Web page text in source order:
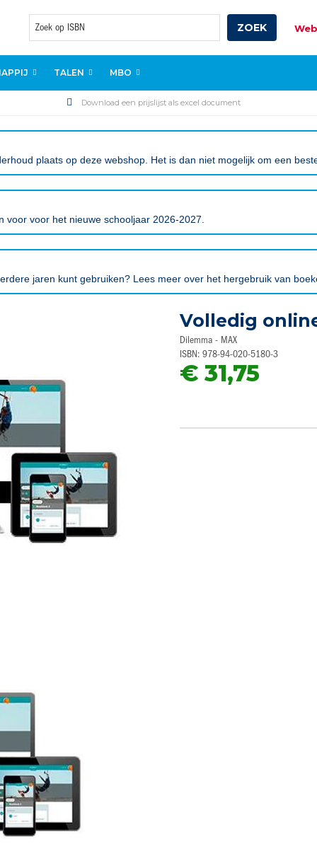
Zoek
ZOEK
TALEN MBO
Download een prijslijst als excel document
plaats op deze webshop. Het is dan niet mogelijk om een
voor voor het nieuwe schooljaar 2026-2027.
jaren kunt gebruiken? Lees meer over het hergebruik van
Volledig
Dilemma - MAX
ISBN: 978-94-020-5180-3
€ 31,75